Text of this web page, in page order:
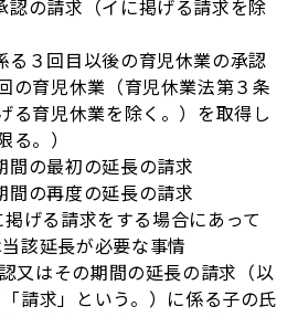
請求（イに掲げる請求を除
回目以後の育児休業の承認
の育児休業（育児休業法第３条
る育児休業を除く。）を取得し
。）
最初の延長の請求
再度の延長の請求
る請求をする場合にあって
該延長が必要な事情
はその期間の延長の請求（以
請求」という。）に係る子の氏